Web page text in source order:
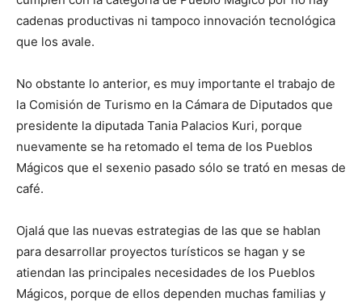
cadenas productivas ni tampoco innovación tecnológica
que los avale.
No obstante lo anterior, es muy importante el trabajo de
la Comisión de Turismo en la Cámara de Diputados que
presidente la diputada Tania Palacios Kuri, porque
nuevamente se ha retomado el tema de los Pueblos
Mágicos que el sexenio pasado sólo se trató en mesas de
café.
Ojalá que las nuevas estrategias de las que se hablan
para desarrollar proyectos turísticos se hagan y se
atiendan las principales necesidades de los Pueblos
Mágicos, porque de ellos dependen muchas familias y